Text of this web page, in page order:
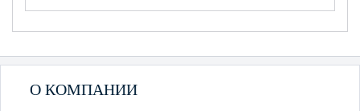
О КОМПАНИИ